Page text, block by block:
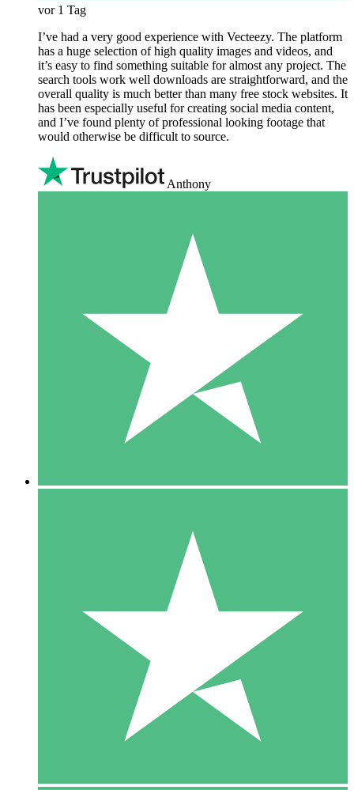
vor 1 Tag
I’ve had a very good experience with Vecteezy. The platform
has a huge selection of high quality images and videos, and
it’s easy to find something suitable for almost any project. The
search tools work well downloads are straightforward, and the
overall quality is much better than many free stock websites. It
has been especially useful for creating social media content,
and I’ve found plenty of professional looking footage that
would otherwise be difficult to source.
Anthony